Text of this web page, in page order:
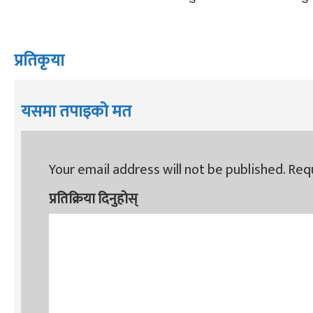
प्रतिकृया
यसमा तपाइको मत
Your email address will not be published.
प्रतिक्रिया दिनुहोस्